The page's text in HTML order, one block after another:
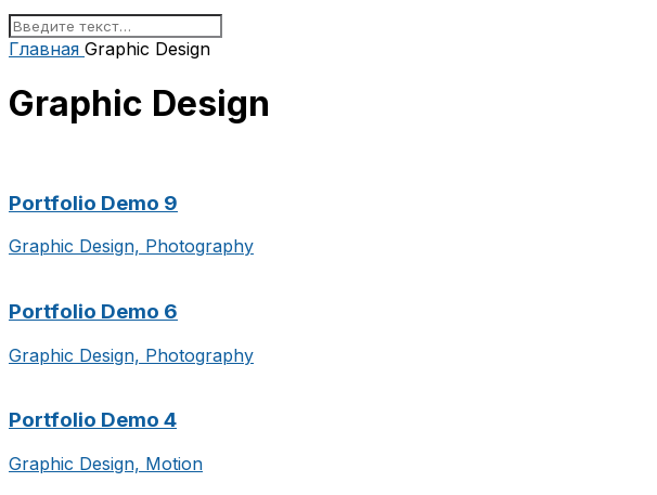
Главная Graphic Design
Graphic Design
Portfolio Demo 9
Graphic Design, Photography
Portfolio Demo 6
Graphic Design, Photography
Portfolio Demo 4
Graphic Design, Motion